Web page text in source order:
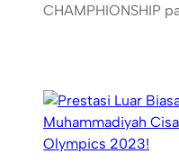
CHAMPHIONSHIP